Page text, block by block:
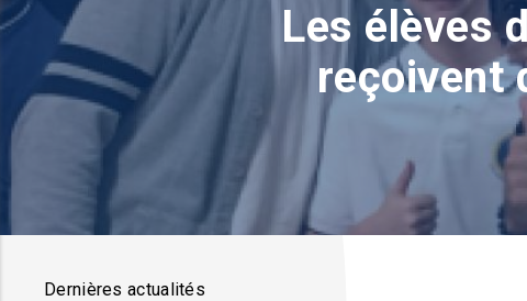
Les élèves
reçoivent
Dernières actualités